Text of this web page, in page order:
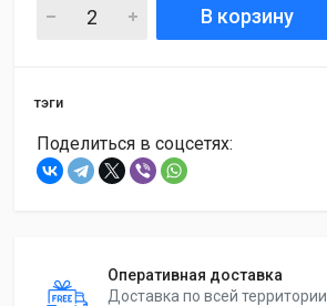
В корзину
тэги
Поделиться в соцсетях:
Оперативная доставка
Доставка по всей территории